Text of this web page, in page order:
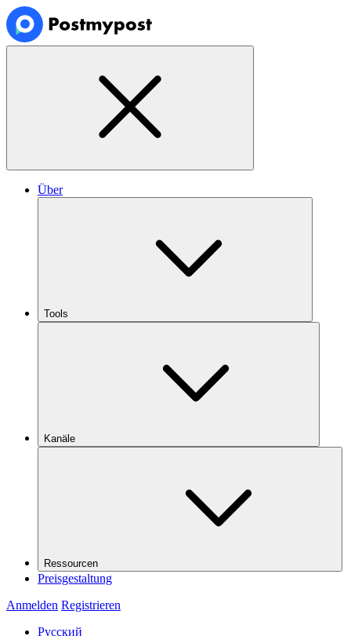
Über
Tools
Kanäle
Ressourcen
Preisgestaltung
Anmelden Registrieren
Русский